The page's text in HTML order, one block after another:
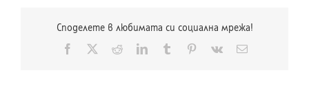
Споделете в любимата си социална мрежа!
Facebook RedditLinkedInTumblr Pinterest
Vk
Електронна